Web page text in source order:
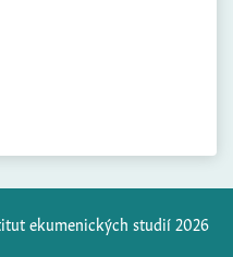
ekumenických studií 2026